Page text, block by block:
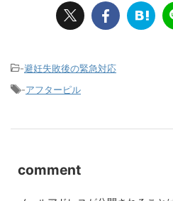
-避妊失敗後の緊急対応
-アフターピル
comment